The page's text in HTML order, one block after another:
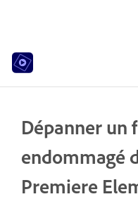
Dépanner un
endommagé
Premiere